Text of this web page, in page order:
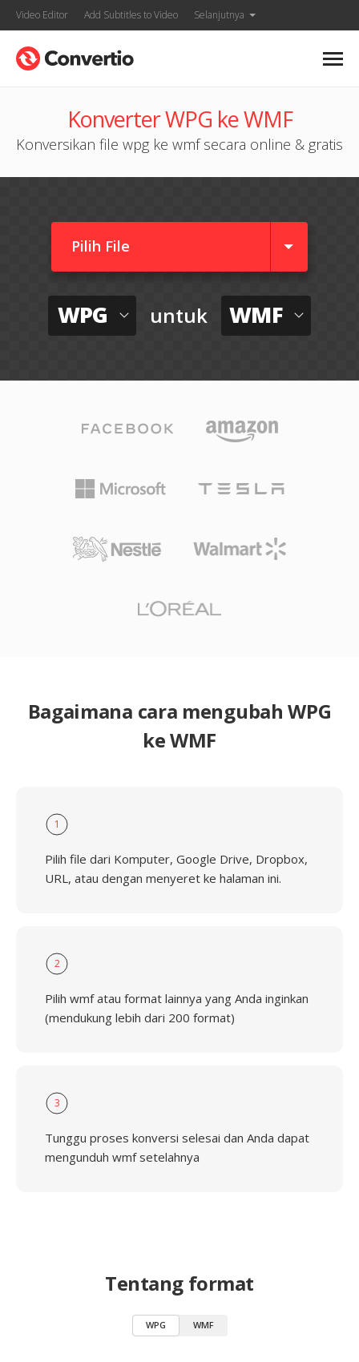
Video Editor Add Subtitles to Video Selanjutnya
Konverter WPG ke WMF
Konversikan file wpg ke wmf secara online & gratis
Pilih File
WPG untuk WMF
Bagaimana cara mengubah WPG
ke WMF
1
Pilih file dari Komputer, Google Drive, Dropbox,
URL, atau dengan menyeret ke halaman ini.
2
Pilih wmf atau format lainnya yang Anda inginkan
(mendukung lebih dari 200 format)
3
Tunggu proses konversi selesai dan Anda dapat
mengunduh wmf setelahnya
Tentang format
WPG WMF